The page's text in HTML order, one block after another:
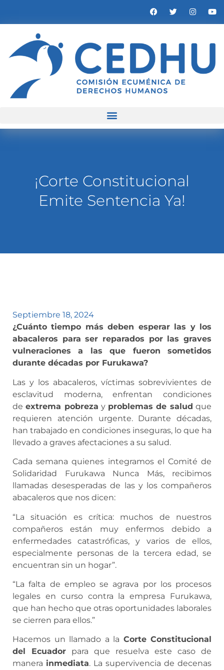
¡Corte Constitucional
Emite Sentencia Ya!
Septiembre 18, 2024
¿Cuánto tiempo más deben esperar las y los
abacaleros para ser reparados por las graves
vulneraciones a las que fueron sometidos
durante décadas por Furukawa?
Las y los abacaleros, víctimas sobrevivientes de
esclavitud moderna, enfrentan condiciones
deextrema pobreza y problemas de salud que
requieren atención urgente. Durante décadas,
han trabajado en condiciones inseguras, lo que ha
llevado a graves afectaciones a su salud.
Cada semana quienes integramos el Comité de
Solidaridad Furukawa Nunca Más, recibimos
llamadas desesperadas de las y los compañeros
abacaleros que nos dicen:
“La situación es crítica: muchos de nuestros
compañeros están muy enfermos debido a
enfermedades catastróficas, y varios de ellos,
especialmente personas de la tercera edad, se
encuentran sin un hogar”.
“La falta de empleo se agrava por los procesos
legales en curso contra la empresa Furukawa,
que han hecho que otras oportunidades laborales
se cierren para ellos.”
Hacemos un llamado a la Corte Constitucional
del Ecuador para que resuelva este caso de
manera inmediata. La supervivencia de decenas